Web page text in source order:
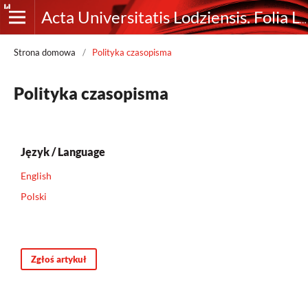
Acta Universitatis Lodziensis. Folia Librorum
Strona domowa / Polityka czasopisma
Polityka czasopisma
Język / Language
English
Polski
Zgłoś artykuł